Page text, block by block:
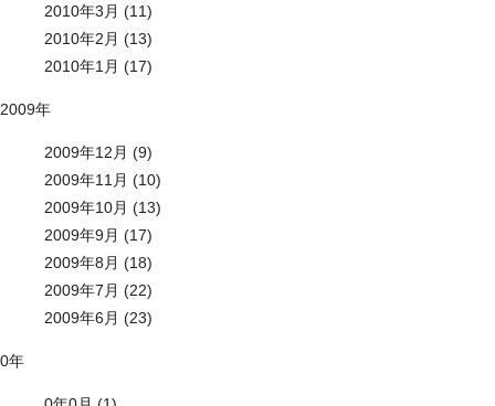
2010年3月 (11)
2010年2月 (13)
2010年1月 (17)
2009年
2009年12月 (9)
2009年11月 (10)
2009年10月 (13)
2009年9月 (17)
2009年8月 (18)
2009年7月 (22)
2009年6月 (23)
0年